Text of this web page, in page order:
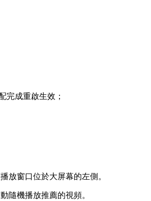
完成重啟生效；
放窗口位於大屏幕的左側。
隨機播放推薦的視頻。